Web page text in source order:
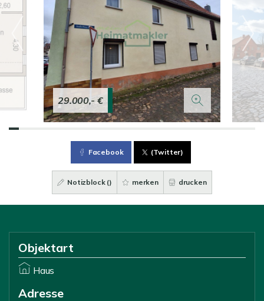
29.000,- €
Facebook (Twitter)
Notizblock () merken drucken
Objektart
Haus
Adresse